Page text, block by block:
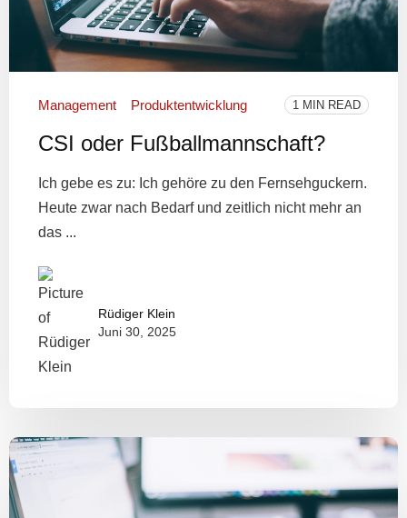
Management Produktentwicklung 1 MIN READ
CSI oder Fußballmannschaft?
Ich gebe es zu: Ich gehöre zu den Fernsehguckern.
Heute zwar nach Bedarf und zeitlich nicht mehr an
das ...
Rüdiger Klein
Juni 30, 2025